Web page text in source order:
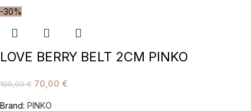
-30%
LOVE BERRY BELT 2CM PINKO
100,00€ 70,00 €
Brand: PINKO